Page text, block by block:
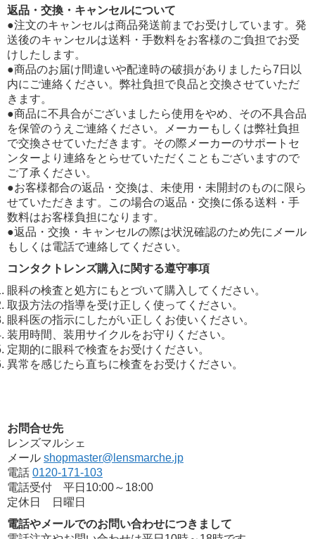
返品・交換・キャンセルについて
●注文のキャンセルは商品発送前までお受けしています。発
送後のキャンセルは送料・手数料をお客様のご負担でお受
けしたします。
●商品のお届け間違いや配達時の破損がありましたら7日以
内にご連絡ください。弊社負担で良品と交換させていただ
きます。
●商品に不具合がございましたら使用をやめ、その不具合品
を保管のうえご連絡ください。メーカーもしくは弊社負担
で交換させていただきます。その際メーカーのサポートセ
ンターより連絡をとらせていただくこともございますので
ご了承ください。
●お客様都合の返品・交換は、未使用・未開封のものに限ら
せていただきます。この場合の返品・交換に係る送料・手
数料はお客様負担になります。
●返品・交換・キャンセルの際は状況確認のため先にメール
もしくは電話で連絡してください。
コンタクトレンズ購入に関する遵守事項
眼科の検査と処方にもとづいて購入してください。
取扱方法の指導を受け正しく使ってください。
眼科医の指示にしたがい正しくお使いください。
装用時間、装用サイクルをお守りください。
定期的に眼科で検査をお受けください。
異常を感じたら直ちに検査をお受けください。
お問合せ先
レンズマルシェ
メール shopmaster@lensmarche.jp
電話 0120-171-103
電話受付 平日10:00～18:00
定休日 日曜日
電話やメールでのお問い合わせにつきまして